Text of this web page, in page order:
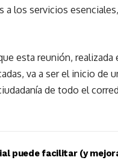
a los servicios
esta reunión,
va a ser el inicio de
de todo el
puede facilitar (y